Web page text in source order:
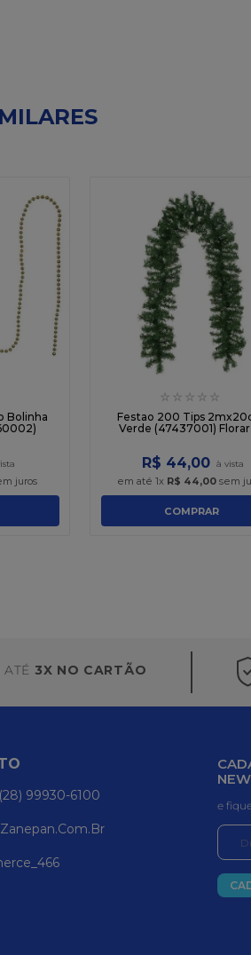
Bolinha
juros
☆ ☆ ☆ ☆ ☆
Festao 200 Tips
Verde (47437001)
R$ 44,00
em até 1x R$ 44,00sem
COMPRAR
ATÉ 3X NO CARTÃO
99930-6100
e